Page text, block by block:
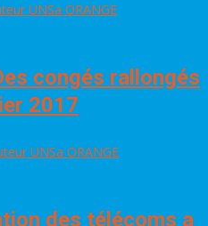
UNSa ORANGE
congés rallongés
2017
UNSa ORANGE
des télécoms a